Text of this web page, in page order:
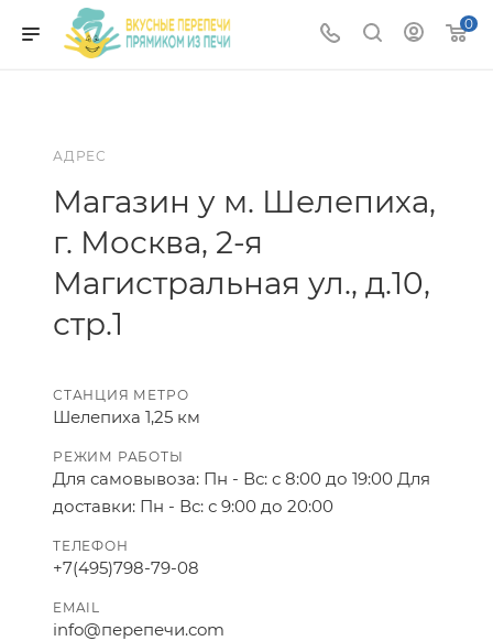
0
АДРЕС
Магазин у м. Шелепиха,
г. Москва, 2-я
Магистральная ул., д.10,
стр.1
СТАНЦИЯ МЕТРО
Шелепиха 1,25 км
РЕЖИМ РАБОТЫ
Для самовывоза: Пн - Вс: с 8:00 до 19:00 Для
доставки: Пн - Вс: с 9:00 до 20:00
ТЕЛЕФОН
+7(495)798-79-08
EMAIL
info@перепечи.com